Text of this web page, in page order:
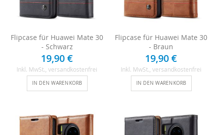
Flipcase für Huawei Mate 30
- Schwarz
19,90 €
Inkl. MwSt. , versandkostenfrei
IN DEN WARENKORB
Flipcase für Huawei Mate 30
- Braun
19,90 €
Inkl. MwSt. , versandkostenfrei
IN DEN WARENKORB